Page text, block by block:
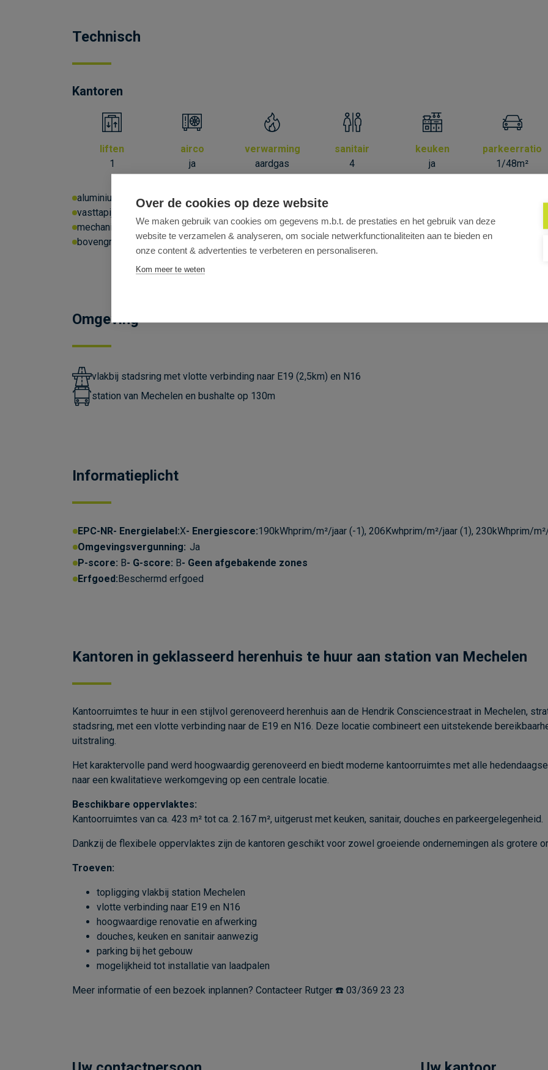
Technisch
Kantoren
liften
1
airco
ja
verwarming
aardgas
sanitair
4
keuken
ja
parkeerratio
1/48m²
aluminium schrijnwerk, opengaande ramen dubbele beglazing
vasttapijt/tapijttegels, verhoogde vloer / computervloer
mechanische ventilatie
brandalarm, toegangscontrole met badges/codeklavier, videofoon
gebruik
bovengrondse parking met laadpaal, fietsenstalling
Omgeving
vlakbij stadsring met vlotte verbinding naar E19 (2,5km) en N16
station van Mechelen en bushalte op 130m
Informatieplicht
EPC-NR Energielabel:X Energiescore:190kWhprim/m²/jaar (-1), 206Kwhprim/m²/jaar (1), 230kWhprim/
Omgevingsvergunning: Ja
P-score: B G-score: B
Geen afgebakende zones
Erfgoed:Beschermd erfgoed
Kantoren in geklasseerd herenhuis te huur aan station van Mechelen
Kantoorruimtes te huur in een stijlvol gerenoveerd herenhuis aan de Hendrik Consciencestraat in Mechelen,
stadsring, met een vlotte verbinding naar de E19 en N16. Deze locatie combineert een uitstekende
uitstraling.
Het karaktervolle pand werd hoogwaardig gerenoveerd en biedt moderne kantoorruimtes met alle
naar een kwalitatieve werkomgeving op een centrale locatie.
Beschikbare oppervlaktes:
Kantoorruimtes van ca. 423 m² tot ca. 2.167 m², uitgerust met keuken, sanitair, douches en parkeergelegenheid.
Dankzij de flexibele oppervlaktes zijn de kantoren geschikt voor zowel groeiende ondernemingen als grotere
Troeven:
topligging vlakbij station Mechelen
vlotte verbinding naar E19 en N16
hoogwaardige renovatie en afwerking
douches, keuken en sanitair aanwezig
parking bij het gebouw
mogelijkheid tot installatie van laadpalen
Meer informatie of een bezoek inplannen? Contacteer Rutger ☎️ 03/369 23 23
Over de cookies op deze website
We maken gebruik van cookies om gegevens m.b.t. de prestaties en het gebruik van deze
website te verzamelen & analyseren, om sociale netwerkfunctionaliteiten aan te bieden en
onze content & advertenties te verbeteren en personaliseren.
Kom meer te weten